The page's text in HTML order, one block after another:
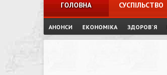
ГОЛОВНА СУСПІЛЬСТВО
АНОНСИ ЕКОНОМІКА ЗДОРОВ`Я